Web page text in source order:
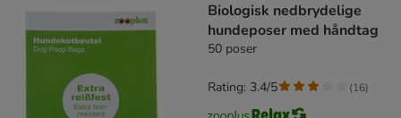
Biologisk nedbrydelige
hundeposer med håndtag
50 poser
Rating: 3.4/5 (16)